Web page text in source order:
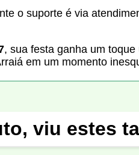
o suporte é via
, sua festa ganha um
em um momento
viu estes